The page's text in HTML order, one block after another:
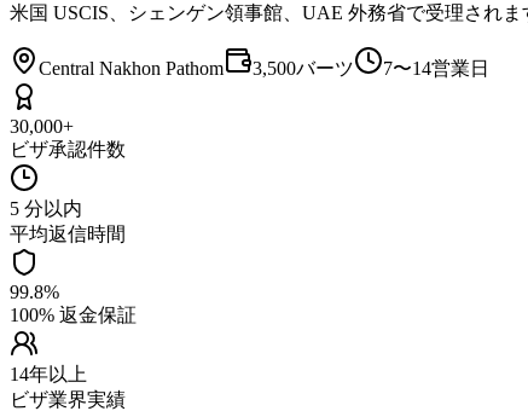
米国 USCIS、シェンゲン領事館、UAE 外務省で受理されま
Central Nakhon Pathom 3,500バーツ 7〜14営業日
30,000+
ビザ承認件数
5 分以内
平均返信時間
99.8%
100% 返金保証
14年以上
ビザ業界実績